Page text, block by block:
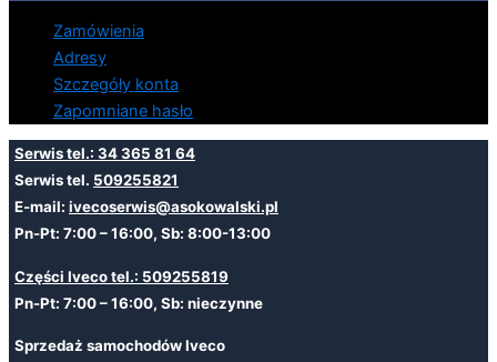
Zamówienia
Adresy
Szczegóły konta
Zapomniane hasło
Serwis tel.: 34 365 81 64
Serwis tel. 509255821
E-mail: ivecoserwis@asokowalski.pl
Pn-Pt: 7:00 – 16:00, Sb: 8:00-13:00
Części Iveco tel.: 509255819
Pn-Pt: 7:00 – 16:00, Sb: nieczynne
Sprzedaż samochodów Iveco